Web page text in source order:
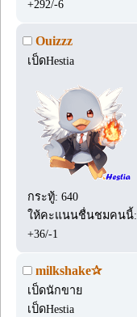
+292/-6
Ouizzz
เป็ดHestia
กระทู้: 640
ให้คะแนนชื่นชมคนนี้:
+36/-1
milkshake✰
เป็ดนักขาย
เป็ดHestia